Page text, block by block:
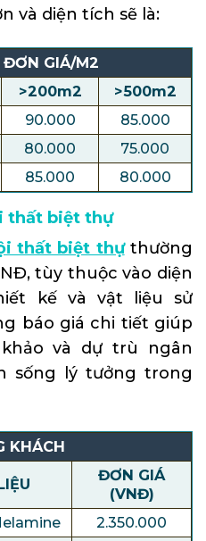
và diện tích sẽ là:
ĐƠN GIÁ/M2
>200m2
>500m2
90.000
85.000
80.000
75.000
85.000 80.000
thất biệt thự
thất biệt thựthường
tùy thuộc vào diện
kế và vật liệu sử
báo giá chi tiết giúp
và dự trù ngân
sống lý tưởng trong
KHÁCH
ĐƠN GIÁ
(VNĐ)
2.350.000